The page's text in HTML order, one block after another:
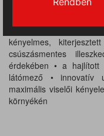
Design: uvex
FT CE. Lencse: PC
jelzésű biztonsági
kényelmes,
csúszásmentes
érdekében • a
látómező • innovatív
maximális viselői
környékén